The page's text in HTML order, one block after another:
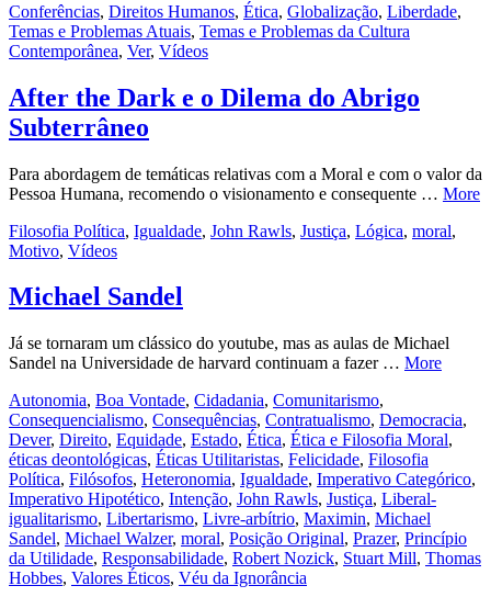
Conferências, Direitos Humanos, Ética, Globalização, Liberdade,
Temas e Problemas Atuais, Temas e Problemas da Cultura
Contemporânea, Ver, Vídeos
After the Dark e o Dilema do Abrigo
Subterrâneo
Para abordagem de temáticas relativas com a Moral e com o valor da
Pessoa Humana, recomendo o visionamento e consequente … More
Filosofia Política, Igualdade, John Rawls, Justiça, Lógica, moral,
Motivo, Vídeos
Michael Sandel
Já se tornaram um clássico do youtube, mas as aulas de Michael
Sandel na Universidade de harvard continuam a fazer … More
Autonomia, Boa Vontade, Cidadania, Comunitarismo,
Consequencialismo, Consequências, Contratualismo, Democracia,
Dever, Direito, Equidade, Estado, Ética, Ética e Filosofia Moral,
éticas deontológicas, Éticas Utilitaristas, Felicidade, Filosofia
Política, Filósofos, Heteronomia, Igualdade, Imperativo Categórico,
Imperativo Hipotético, Intenção, John Rawls, Justiça, Liberal-
igualitarismo, Libertarismo, Livre-arbítrio, Maximin, Michael
Sandel, Michael Walzer, moral, Posição Original, Prazer, Princípio
da Utilidade, Responsabilidade, Robert Nozick, Stuart Mill, Thomas
Hobbes, Valores Éticos, Véu da Ignorância